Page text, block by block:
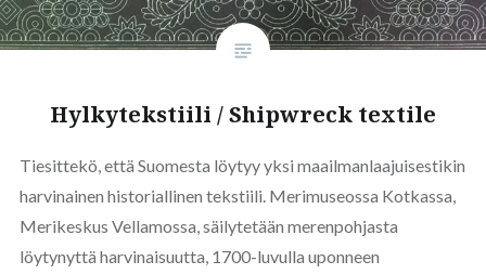
Hylkytekstiili / Shipwreck textile
Tiesittekö, että Suomesta löytyy yksi maailmanlaajuisestikin
harvinainen historiallinen tekstiili. Merimuseossa Kotkassa,
Merikeskus Vellamossa, säilytetään merenpohjasta
löytynyttä harvinaisuutta, 1700-luvulla uponneen